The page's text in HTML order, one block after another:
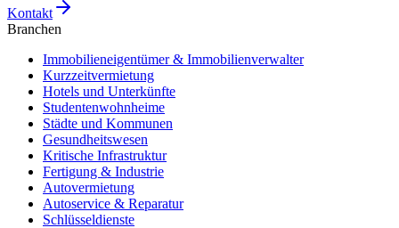
Kontakt
Branchen
Immobilieneigentümer & Immobilienverwalter
Kurzzeitvermietung
Hotels und Unterkünfte
Studentenwohnheime
Städte und Kommunen
Gesundheitswesen
Kritische Infrastruktur
Fertigung & Industrie
Autovermietung
Autoservice & Reparatur
Schlüsseldienste